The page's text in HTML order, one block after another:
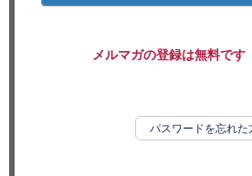
メルマガの登録は無料です
パスワードを忘れた